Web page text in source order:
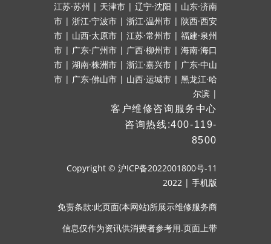
江苏·苏州 | 天津市 | 辽宁·沈阳 | 山东·济南
市 | 浙江·宁波市 | 浙江·温州市 | 陕西·西安
市 | 山西·太原市 | 江苏·常州市 | 福建·泉州
市 | 广东·广州市 | 广西·柳州市 | 海南·海口
市 | 湖南·株洲市 | 浙江·嘉兴市 | 广东·中山
市 | 广东·佛山市 | 山西·运城市 | 黑龙江·哈
尔滨 |
客户维修咨询服务中心
咨询热线:400-119-
8500
Copyright © 沪ICP备2022001800号-11
2022 | 手机版
免责条款:此页面(本网站)所展示维修服务商
信息仅作为资讯供消费者参考用.页面上带